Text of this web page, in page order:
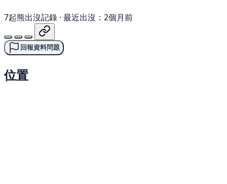
7起熊出沒記錄 · 最近出沒：2個月前
回報資料問題
位置